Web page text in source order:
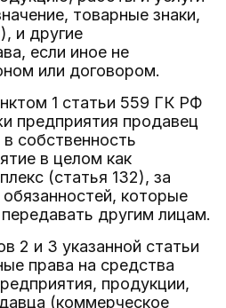
товарные знаки,
и другие
если иное не
или договором.
1 статьи 559 ГК РФ
предприятия продавец
собственность
в целом как
(статья 132), за
которые
другим лицам.
2 и 3 указанной статьи
права на средства
продукции,
(коммерческое